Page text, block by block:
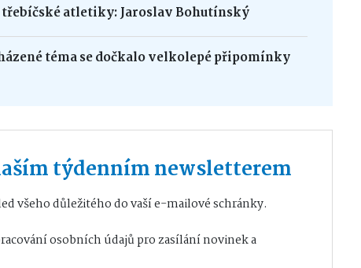
třebíčské atletiky: Jaroslav Bohutínský
téma se dočkalo velkolepé připomínky
týdenním newsletterem
všeho důležitého do vaší e-mailové schránky.
osobních údajůpro zasílání novinek a